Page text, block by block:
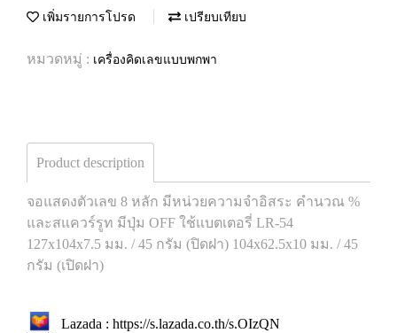
เพิ่มรายการโปรด เปรียบเทียบ
หมวดหมู่ : เครื่องคิดเลขแบบพกพา
Product description
จอแสดงตัวเลข 8 หลัก มีหน่วยความจำอิสระ คำนวณ %
และสแควร์รูท มีปุ่ม OFF ใช้แบตเตอรี่ LR-54
127x104x7.5 มม. / 45 กรัม (ปิดฝา) 104x62.5x10 มม. / 45
กรัม (เปิดฝา)
Lazada : https://s.lazada.co.th/s.OIzQN